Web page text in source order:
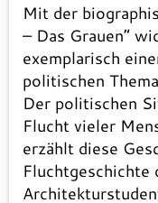
Mit der
– Das Grauen“
exemplarisch
politischen
Der politischen
Flucht vieler
erzählt diese
Fluchtgeschichte